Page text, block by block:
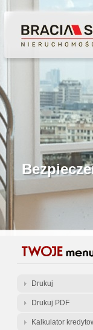
Gratis -
Drukuj
Drukuj PDF
Kalkulator